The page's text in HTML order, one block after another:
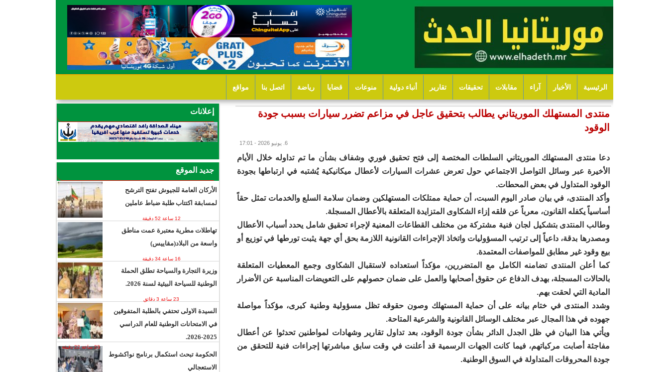
الرئيسية الأخبار آراء مقابلات تحقيقات تقارير أنباء دولية منوعات قضايا رياضة اتصل بنا مواقع
منتدى المستهلك الموريتاني يطالب بتحقيق عاجل في مزاعم تضرر سيارات بسبب جودة
الوقود
6. يونيو 2026 - 17:01
دعا منتدى المستهلك الموريتاني السلطات المختصة إلى فتح تحقيق فوري وشفاف بشأن ما تم تداوله خلال الأيام
الأخيرة عبر وسائل التواصل الاجتماعي حول تعرض عشرات السيارات لأعطال ميكانيكية يُشتبه في ارتباطها بجودة
الوقود المتداول في بعض المحطات.
وأكد المنتدى، في بيان صادر اليوم السبت، أن حماية ممتلكات المستهلكين وضمان سلامة السلع والخدمات تمثل حقاً
أساسياً يكفله القانون، معرباً عن قلقه إزاء الشكاوى المتزايدة المتعلقة بالأعطال المسجلة.
وطالب المنتدى بتشكيل لجان فنية مشتركة من مختلف القطاعات المعنية لإجراء تحقيق شامل يحدد أسباب الأعطال
ومصدرها بدقة، داعياً إلى ترتيب المسؤوليات واتخاذ الإجراءات القانونية اللازمة بحق أي جهة يثبت تورطها في توزيع أو
بيع وقود غير مطابق للمواصفات المعتمدة.
كما أعلن المنتدى تضامنه الكامل مع المتضررين، مؤكداً استعداده لاستقبال الشكاوى وجمع المعطيات المتعلقة
بالحالات المسجلة، بهدف الدفاع عن حقوق أصحابها والعمل على ضمان حصولهم على التعويضات المناسبة عن الأضرار
المادية التي لحقت بهم.
وشدد المنتدى في ختام بيانه على أن حماية المستهلك وصون حقوقه تظل مسؤولية وطنية كبرى، مؤكداً مواصلة
جهوده في هذا المجال عبر مختلف الوسائل القانونية والشرعية المتاحة.
ويأتي هذا البيان في ظل الجدل الدائر بشأن جودة الوقود، بعد تداول تقارير وشهادات لمواطنين تحدثوا عن أعطال
مفاجئة أصابت مركباتهم، فيما كانت الجهات الرسمية قد أعلنت في وقت سابق مباشرتها إجراءات فنية للتحقق من
جودة المحروقات المتداولة في السوق الوطنية.
إعلانات
جديد الموقع
الأركان العامة للجيوش تفتح الترشح
لمسابقة اكتتاب طلبة ضباط عاملين
12 ساعة 52 دقيقة
تهاطلات مطرية معتبرة عمت مناطق
واسعة من البلاد(مقاييس)
16 ساعة 34 دقيقة
وزيرة التجارة والسياحة تطلق الحملة
الوطنية للسياحة البيئية لسنة 2026.
23 ساعة 3 دقائق
السيدة الاولى تحتفي بالطلبة المتفوقين
في الامتحانات الوطنية للعام الدراسي
2025-2026.
23 ساعة 22 دقيقة
الحكومة تبحث استكمال برنامج نواكشوط
الاستعجالي